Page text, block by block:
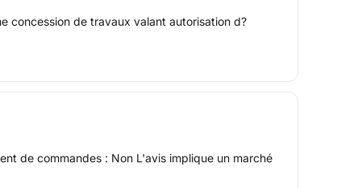
concession de travaux valant autorisation d?
de commandes : Non L'avis implique un marché